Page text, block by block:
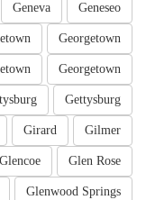
Geneseo
Geneva
Georgetown
Georgetown
Gettysburg
Gilmer
Girard
Glen Rose
Glencoe
Glenwood Springs